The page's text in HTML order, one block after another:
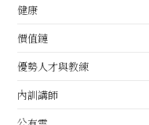
健康
價值鏈
優勢人才與教練
內訓講師